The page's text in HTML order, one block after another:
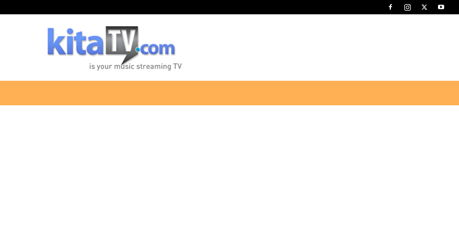
KitaTV.com